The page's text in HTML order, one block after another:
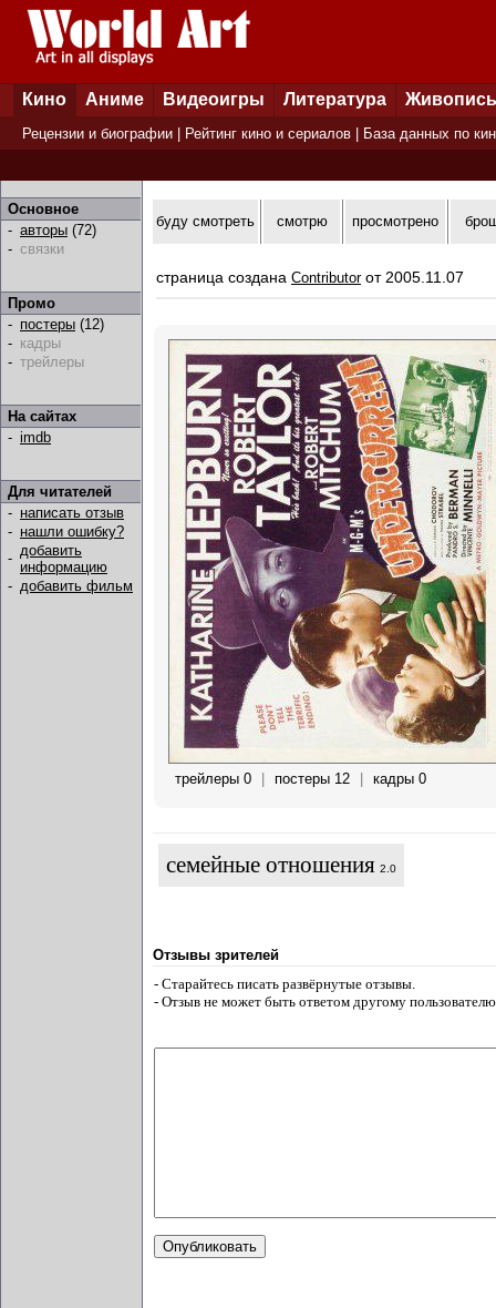
Кино Аниме Видеоигры Литература Живопись
Рецензии и биографии Рейтинг кино и сериалов База данных по
Основное
- авторы (72)
- связки
Промо
- постеры (12)
- кадры
- трейлеры
На сайтах
- imdb
Для читателей
- написать отзыв
- нашли ошибку?
- добавить
информацию
- добавить фильм
буду смотреть смотрю просмотрено
страница создана Contributorот 2005.11.07
трейлеры 0 постеры 12 кадры 0
семейные отношения 2.0
Отзывы зрителей
- Старайтесь писать развёрнутые отзывы.
- Отзыв не может быть ответом другому